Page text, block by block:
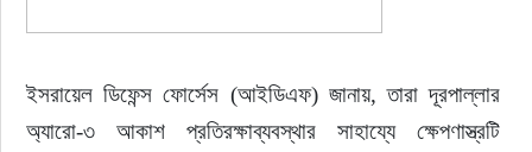
ইসরায়েল ডিফেন্স ফোর্সেস (আইডিএফ) জানায়, তারা দূরপাল্লার
অ্যারো-৩ আকাশ প্রতিরক্ষাব্যবস্থার সাহায্যে ক্ষেপণাস্ত্রটি